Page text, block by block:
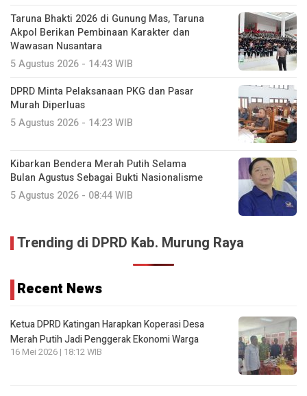
Taruna Bhakti 2026 di Gunung Mas, Taruna
Akpol Berikan Pembinaan Karakter dan
Wawasan Nusantara
5 Agustus 2026 - 14:43 WIB
DPRD Minta Pelaksanaan PKG dan Pasar
Murah Diperluas
5 Agustus 2026 - 14:23 WIB
Kibarkan Bendera Merah Putih Selama
Bulan Agustus Sebagai Bukti Nasionalisme
5 Agustus 2026 - 08:44 WIB
Trending di DPRD Kab. Murung Raya
Recent News
Ketua DPRD Katingan Harapkan Koperasi Desa
Merah Putih Jadi Penggerak Ekonomi Warga
16 Mei 2026 | 18:12 WIB